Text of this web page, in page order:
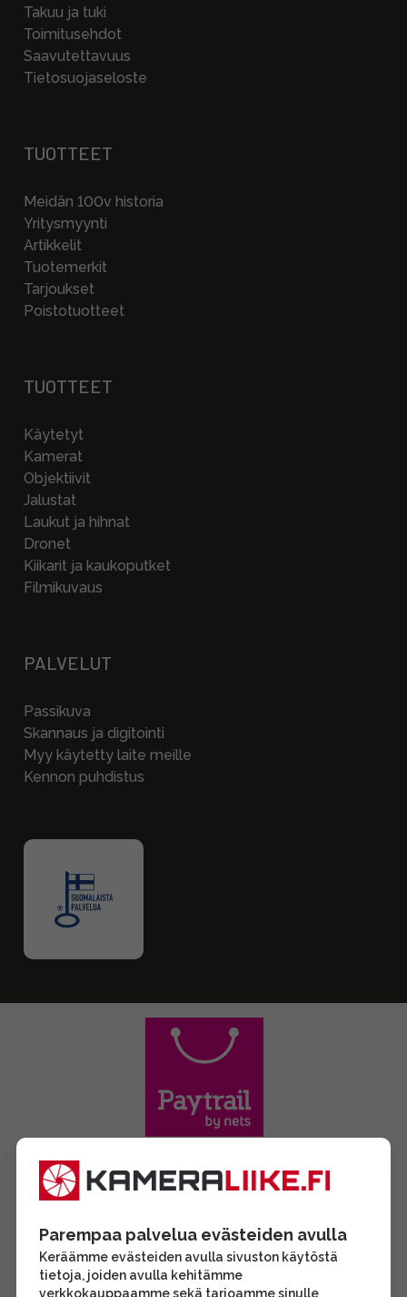
Takuu ja tuki
Toimitusehdot
Saavutettavuus
Tietosuojaseloste
TUOTTEET
Meidän 100v historia
Yritysmyynti
Artikkelit
Tuotemerkit
Tarjoukset
Poistotuotteet
TUOTTEET
Käytetyt
Kamerat
Objektiivit
Jalustat
Laukut ja hihnat
Dronet
Kiikarit ja kaukoputket
Filmikuvaus
PALVELUT
Passikuva
Skannaus ja digitointi
Myy käytetty laite meille
Kennon puhdistus
Parempaa palvelua evästeiden avulla
Keräämme evästeiden avulla sivuston käytöstä
tietoja, joiden avulla kehitämme
verkkokauppaamme sekä tarjoamme sinulle